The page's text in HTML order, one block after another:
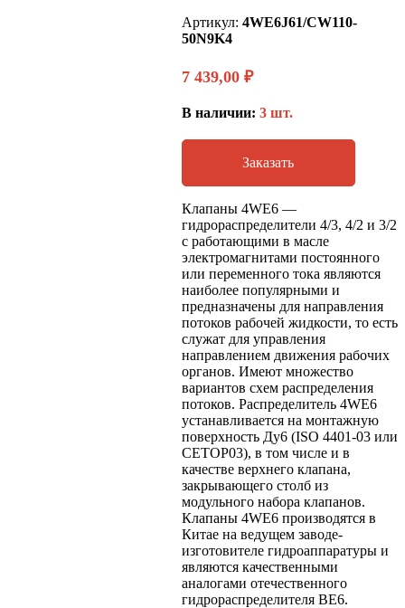
Артикул: 4WE6J61/CW110-
50N9K4
7 439,00 ₽
В наличии: 3 шт.
Заказать
Клапаны 4WE6 —
гидрораспределители 4/3, 4/2 и 3/2
с работающими в масле
электромагнитами постоянного
или переменного тока являются
наиболее популярными и
предназначены для направления
потоков рабочей жидкости, то есть
служат для управления
направлением движения рабочих
органов. Имеют множество
вариантов схем распределения
потоков. Распределитель 4WE6
устанавливается на монтажную
поверхность Ду6 (ISO 4401-03 или
CETOP03), в том числе и в
качестве верхнего клапана,
закрывающего столб из
модульного набора клапанов.
Клапаны 4WE6 производятся в
Китае на ведущем заводе-
изготовителе гидроаппаратуры и
являются качественными
аналогами отечественного
гидрораспределителя ВЕ6.